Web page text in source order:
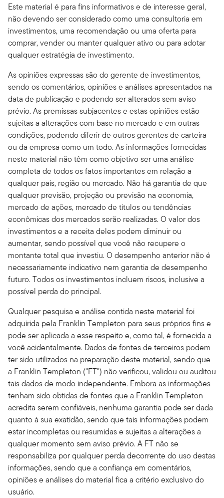
Este material é para fins informativos e de interesse geral,
não devendo ser considerado como uma consultoria em
investimentos, uma recomendação ou uma oferta para
comprar, vender ou manter qualquer ativo ou para adotar
qualquer estratégia de investimento.
As opiniões expressas são do gerente de investimentos,
sendo os comentários, opiniões e análises apresentados na
data de publicação e podendo ser alterados sem aviso
prévio. As premissas subjacentes e estas opiniões estão
sujeitas a alterações com base no mercado e em outras
condições, podendo diferir de outros gerentes de carteira
ou da empresa como um todo. As informações fornecidas
neste material não têm como objetivo ser uma análise
completa de todos os fatos importantes em relação a
qualquer país, região ou mercado. Não há garantia de que
qualquer previsão, projeção ou previsão na economia,
mercado de ações, mercado de títulos ou tendências
econômicas dos mercados serão realizadas. O valor dos
investimentos e a receita deles podem diminuir ou
aumentar, sendo possível que você não recupere o
montante total que investiu. O desempenho anterior não é
necessariamente indicativo nem garantia de desempenho
futuro. Todos os investimentos incluem riscos, inclusive a
possível perda do principal.
Qualquer pesquisa e análise contida neste material foi
adquirida pela Franklin Templeton para seus próprios fins e
pode ser aplicada a esse respeito e, como tal, é fornecida a
você acidentalmente. Dados de fontes de terceiros podem
ter sido utilizados na preparação deste material, sendo que
a Franklin Templeton ("FT") não verificou, validou ou auditou
tais dados de modo independente. Embora as informações
tenham sido obtidas de fontes que a Franklin Templeton
acredita serem confiáveis, nenhuma garantia pode ser dada
quanto à sua exatidão, sendo que tais informações podem
estar incompletas ou resumidas e sujeitas a alterações a
qualquer momento sem aviso prévio. A FT não se
responsabiliza por qualquer perda decorrente do uso destas
informações, sendo que a confiança em comentários,
opiniões e análises do material fica a critério exclusivo do
usuário.